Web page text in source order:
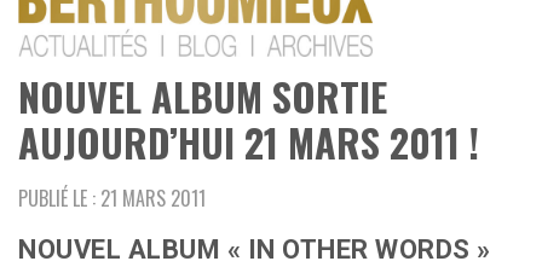
Blog Marc Berthoumieux
NOUVEL ALBUM SORTIE
AUJOURD’HUI 21 MARS 2011 !
PUBLIÉ LE : 21 MARS 2011
NOUVEL ALBUM « IN OTHER WORDS »